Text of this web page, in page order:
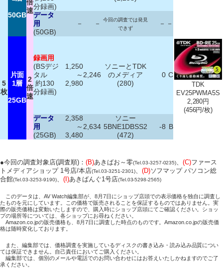
50GB
倍
速分録画)
データ
用
(50GB)
－ －
今回の調査では発見
できず
－ －
5
枚
片面
1層
25GB
2
倍
速
録画用
(BSデジ
タル
約130
分録画)
1,250
～
2,980
2,246
ソニーとTDK
のメディア
(280)
0 C
TDK
EV25PWMA5S
2,280円
(456円/枚)
データ
用
(25GB)
2,358
～
3,480
2,634
ソニー
5BNE1DBSS2
(472)
-8 B
●今回の調査対象店(調査順)： (B)あきばお～零(Tel.03-3257-0235)、(C)ファース
トメディアショップ 1号店/本店(Tel.03-3251-2301)、 (D)ソフマップ パソコン総
合館(Tel.03-3253-9190)、 (I)あきばんぐ1号店(Tel.03-5298-2565)
このデータは、AV Watch編集部が、8月7日にショップ店頭での表示価格を独自に調査し
たものを元にしています。この価格で販売されることを保証するものではありません。実
際の販売価格は変動いたしますので、購入時にショップ店頭にてご確認ください。ショッ
プの場所等については、各ショップにお尋ねください。
Amazon.co.jpの販売価格も、8月7日に調査した時点のものです。Amazon.co.jpの販売価
格は随時変化しております。
また、編集部では、価格調査を実施しているディスクの書き込み・読み込み品質につい
ては保証できません。自己責任においてご購入ください。
編集部では、個別のメールや電話でのお問い合わせにはお答えいたしかねますのでご了
承ください。